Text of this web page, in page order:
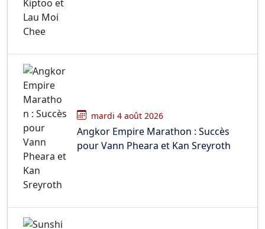
mardi 4 août 2026
Angkor Empire Marathon : Succès
pour Vann Pheara et Kan Sreyroth